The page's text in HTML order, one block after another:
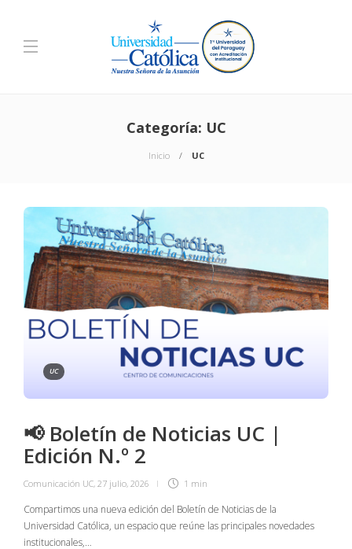
Categoría: UC
Inicio UC
UC
📢 Boletín de Noticias UC |
Edición N.º 2
Comunicación UC, 27 julio, 2026 1 min
Compartimos una nueva edición del Boletín de Noticias de la
Universidad Católica, un espacio que reúne las principales novedades
institucionales,…